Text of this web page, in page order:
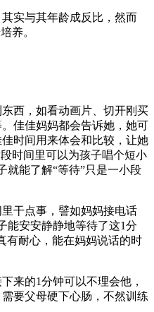
实与其年龄成反比，然而
养。
西，如看动画片、切开刚买
佳佳妈妈都会告诉她，她可
时间用来体会和比较，让她
时间里可以为孩子唱个短小
就能了解“等待”只是一小段
干点事，譬如妈妈接电话
能安安静静地等待了这1分
有耐心，能在妈妈说话的时
来的1分钟可以不理会他，
要父母硬下心肠，不然训练